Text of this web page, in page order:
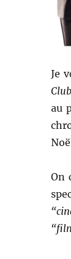
Je
Club
au
On